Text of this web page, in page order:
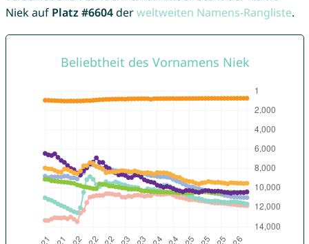
Niek auf Platz #6604derweltweiten Namens-Rangliste.